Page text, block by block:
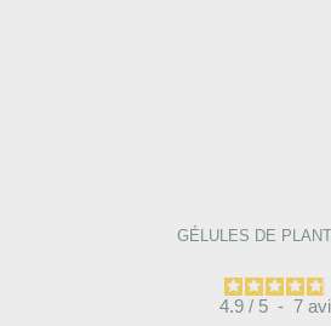
GÉLULES DE
4.9 / 5 - 7